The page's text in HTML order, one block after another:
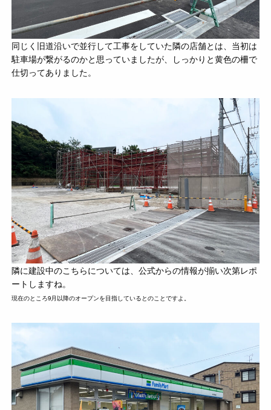
同じく旧道沿いで並行して工事をしていた隣の店舗とは、当初は
駐車場が繋がるのかと思っていましたが、しっかりと黄色の柵で
仕切ってありました。
隣に建設中のこちらについては、公式からの情報が揃い次第レポ
ートしますね。
現在のところ9月以降のオープンを目指しているとのことですよ。